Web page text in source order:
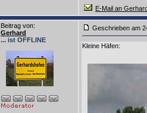
E-Mail an
Beitrag von:
Gerhard
... ist OFFLINE
Geschrieben
Kleine Häfen: